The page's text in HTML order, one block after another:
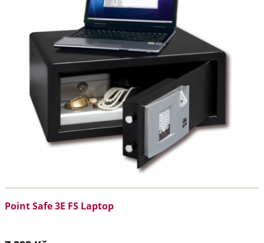
Point Safe 3E FS Laptop